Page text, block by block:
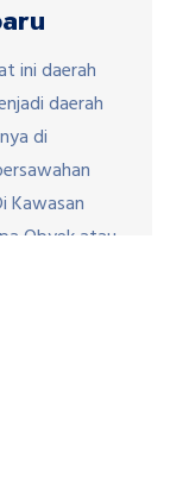
ini daerah
daerah
di
Kawasan
Obyek atau